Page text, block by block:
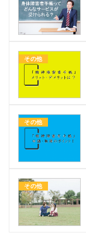
その他
その他
その他